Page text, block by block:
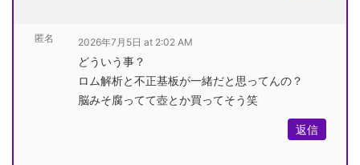
匿名 2026年7月5日 at 2:02 AM
どういう事？
ロム解析と不正基板が一緒だと思ってんの？
脳みそ腐ってて壺とか買ってそう笑
返信